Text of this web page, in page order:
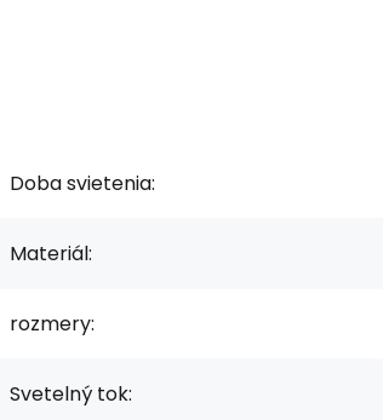
Doba svietenia:
Materiál:
rozmery:
Svetelný tok: